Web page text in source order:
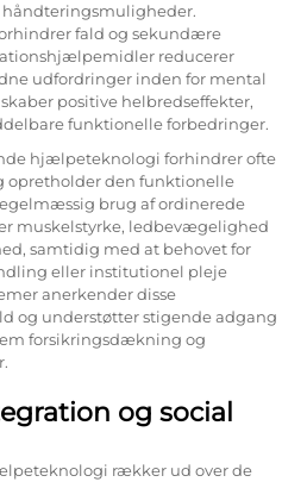
fald og sekundære
reducerer
udfordringer inden for mental
positive helbredseffekter,
funktionelle forbedringer.
hjælpeteknologi forhindrer ofte
opretholder den funktionelle
brug af ordinerede
muskelstyrke, ledbevægelighed
samtidig med at behovet for
eller institutionel pleje
anerkender disse
og understøtter stigende adgang
forsikringsdækning og
og social
rækker ud over de